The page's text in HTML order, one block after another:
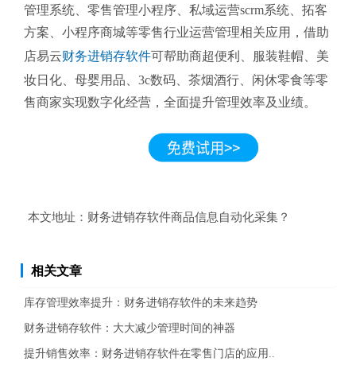
管理系统、零售管理小程序、私域运营scrm系统、拓客
方案、小程序商城等零售行业运营管理相关应用，借助
店易云财务进销存软件可帮助商超便利、服装鞋帽、美
妆日化、母婴用品、3c数码、茶烟酒行、闲休零食等零
售商家实现数字化经营，全面提升管理效率及业绩。
本文地址： 财务进销存软件商品信息自动化采集？
相关文章
库存管理效率提升：财务进销存软件的未来趋势
财务进销存软件：大大减少管理时间的神器
提升销售效率：财务进销存软件在零售门店的应用..